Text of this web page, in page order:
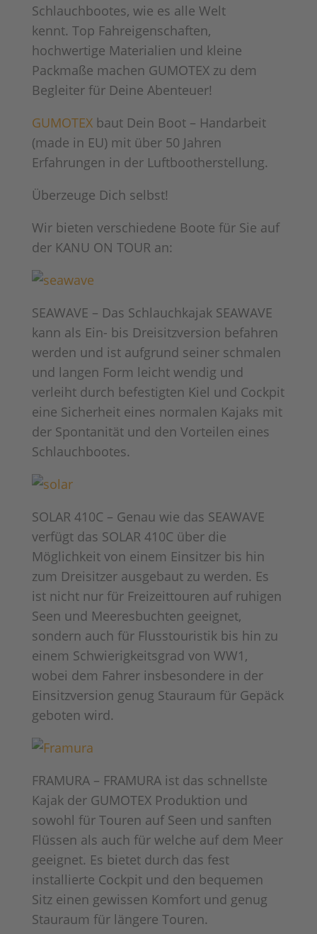
Schlauchbootes, wie es alle Welt
kennt. Top Fahreigenschaften,
hochwertige Materialien und kleine
Packmaße machen GUMOTEX zu dem
Begleiter für Deine Abenteuer!
GUMOTEXbaut Dein Boot – Handarbeit
(made in EU) mit über 50 Jahren
Erfahrungen in der Luftbootherstellung.
Überzeuge Dich selbst!
Wir bieten verschiedene Boote für Sie auf
der KANU ON TOUR an:
SEAWAVE – Das Schlauchkajak SEAWAVE
kann als Ein- bis Dreisitzversion befahren
werden und ist aufgrund seiner schmalen
und langen Form leicht wendig und
verleiht durch befestigten Kiel und Cockpit
eine Sicherheit eines normalen Kajaks mit
der Spontanität und den Vorteilen eines
Schlauchbootes.
SOLAR 410C – Genau wie das SEAWAVE
verfügt das SOLAR 410C über die
Möglichkeit von einem Einsitzer bis hin
zum Dreisitzer ausgebaut zu werden. Es
ist nicht nur für Freizeittouren auf ruhigen
Seen und Meeresbuchten geeignet,
sondern auch für Flusstouristik bis hin zu
einem Schwierigkeitsgrad von WW1,
wobei dem Fahrer insbesondere in der
Einsitzversion genug Stauraum für Gepäck
geboten wird.
FRAMURA – FRAMURA ist das schnellste
Kajak der GUMOTEX Produktion und
sowohl für Touren auf Seen und sanften
Flüssen als auch für welche auf dem Meer
geeignet. Es bietet durch das fest
installierte Cockpit und den bequemen
Sitz einen gewissen Komfort und genug
Stauraum für längere Touren.